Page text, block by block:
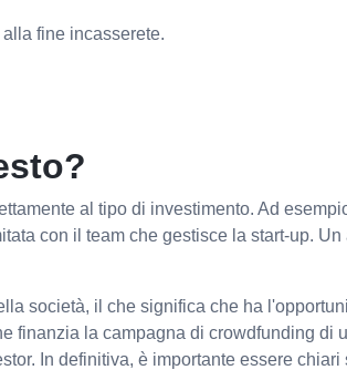
fine incasserete.
al tipo di investimento. Ad
con il team che gestisce la start-up.
società, il che significa che ha
finanzia la campagna di crowdfunding di
In definitiva, è importante essere chiari